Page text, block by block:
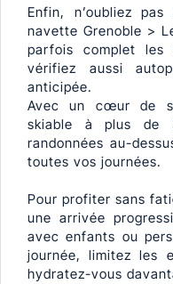
Enfin, n’oubliez
navette Grenoble >
parfois complet les
vérifiez aussi
anticipée.
Avec un cœur de
skiable à plus de
randonnées au-
toutes vos journées.
Pour profiter sans
une arrivée
avec enfants ou
journée, limitez les
hydratez-vous